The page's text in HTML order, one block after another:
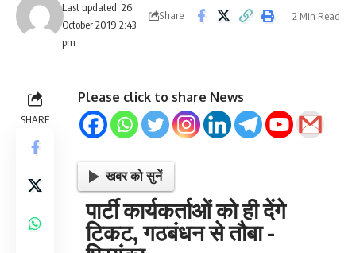
Last updated: 26
October 2019 2:43
pm
Share 2 Min Read
SHARE
Please click to share News
खबर को सुनें
पार्टी कार्यकर्ताओं को ही देंगे
टिकट, गठबंधन से तौबा -